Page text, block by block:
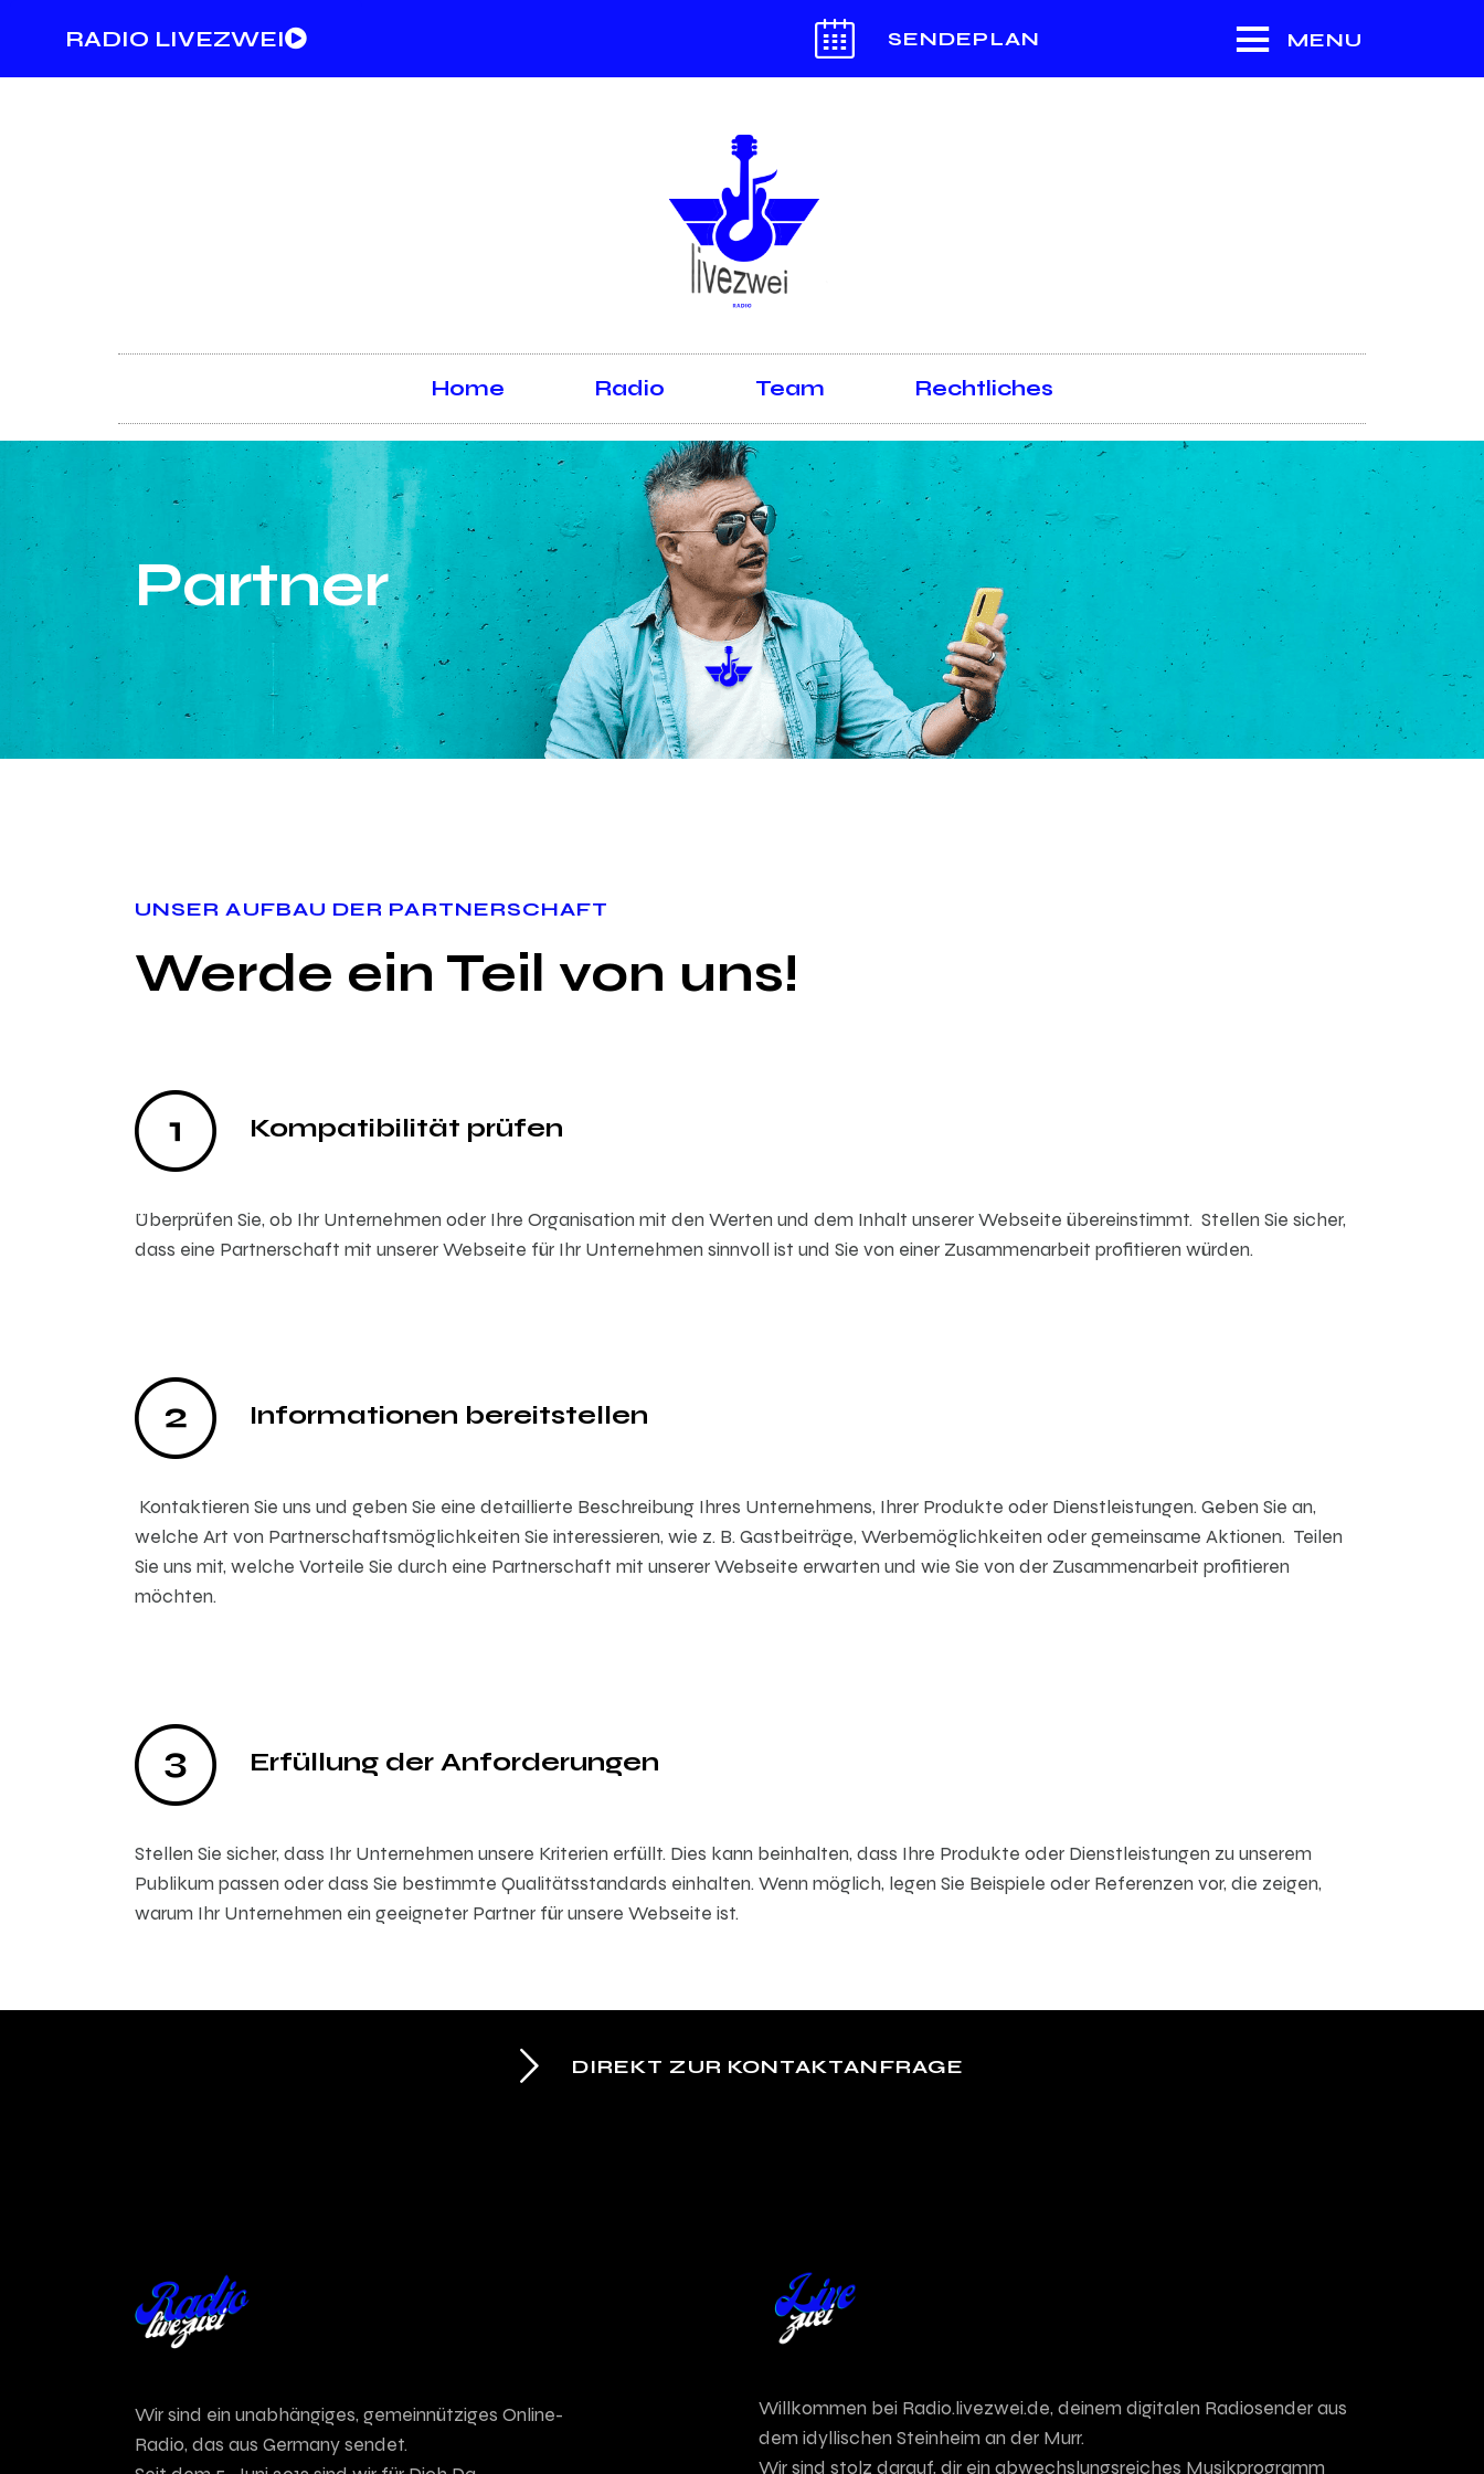
RADIO LIVEZWEI SENDEPLAN MENU
Home Radio Team Rechtliches
Partner
UNSER AUFBAU DER PARTNERSCHAFT
Werde ein Teil von uns!
Kompatibilität prüfen
Überprüfen Sie, ob Ihr Unternehmen oder Ihre Organisation mit den Werten und dem Inhalt unserer Webseite übereinstimmt. Stellen Sie sicher,
dass eine Partnerschaft mit unserer Webseite für Ihr Unternehmen sinnvoll ist und Sie von einer Zusammenarbeit profitieren würden.
Informationen bereitstellen
Kontaktieren Sie uns und geben Sie eine detaillierte Beschreibung Ihres Unternehmens, Ihrer Produkte oder Dienstleistungen. Geben Sie an,
welche Art von Partnerschaftsmöglichkeiten Sie interessieren, wie z. B. Gastbeiträge, Werbemöglichkeiten oder gemeinsame Aktionen. Teilen
Sie uns mit, welche Vorteile Sie durch eine Partnerschaft mit unserer Webseite erwarten und wie Sie von der Zusammenarbeit profitieren
möchten.
Erfüllung der Anforderungen
Stellen Sie sicher, dass Ihr Unternehmen unsere Kriterien erfüllt. Dies kann beinhalten, dass Ihre Produkte oder Dienstleistungen zu unserem
Publikum passen oder dass Sie bestimmte Qualitätsstandards einhalten. Wenn möglich, legen Sie Beispiele oder Referenzen vor, die zeigen,
warum Ihr Unternehmen ein geeigneter Partner für unsere Webseite ist.
DIREKT ZUR KONTAKTANFRAGE
Wir sind ein unabhängiges, gemeinnütziges Online-
Radio, das aus Germany sendet.
Willkommen bei Radio.livezwei.de, deinem digitalen Radiosender aus
dem idyllischen Steinheim an der Murr.
Wir sind stolz darauf, dir ein abwechslungsreiches Musikprogramm